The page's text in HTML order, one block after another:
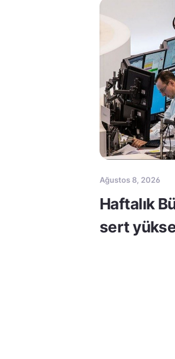
Ağustos 8, 2026
Haftalık
sert